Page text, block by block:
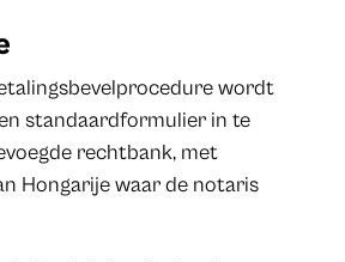
wordt
standaardformulier in te
rechtbank, met
Hongarije waar de notaris